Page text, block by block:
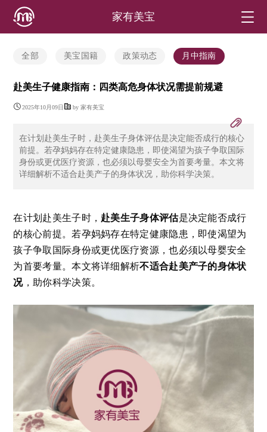
家有美宝
全部 美宝国籍 政策动态 月中指南
赴美生子健康指南：四类高危身体状况需提前规避
2025年10月09日 by 家有美宝
在计划赴美生子时，赴美生子身体评估是决定能否成行的核心
前提。若孕妈妈存在特定健康隐患，即使渴望为孩子争取国际
身份或更优医疗资源，也必须以母婴安全为首要考量。本文将
详细解析不适合赴美产子的身体状况，助你科学决策。
在计划赴美生子时， 赴美生子身体评估是决定能否成行
的核心前提。若孕妈妈存在特定健康隐患，即使渴望为
孩子争取国际身份或更优医疗资源，也必须以母婴安全
为首要考量。本文将详细解析不适合赴美产子的身体状
况，助你科学决策。